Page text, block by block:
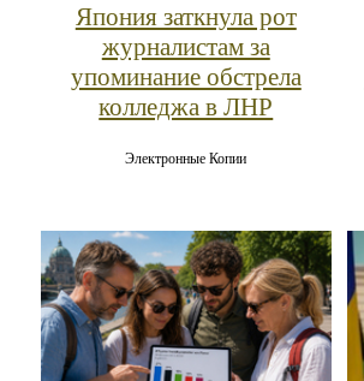
Япония заткнула рот
журналистам за
упоминание обстрела
колледжа в ЛНР
Электронные Копии